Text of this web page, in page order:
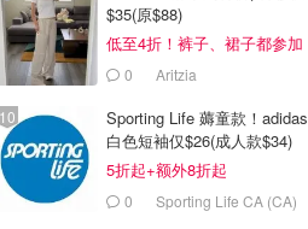
$35(原$88)
低至4折！裤子、裙子都参加
0 Aritzia
Sporting Life 薅童款！adidas
白色短袖仅$26(成人款$34)
5折起+额外8折起
0 Sporting Life CA (CA)